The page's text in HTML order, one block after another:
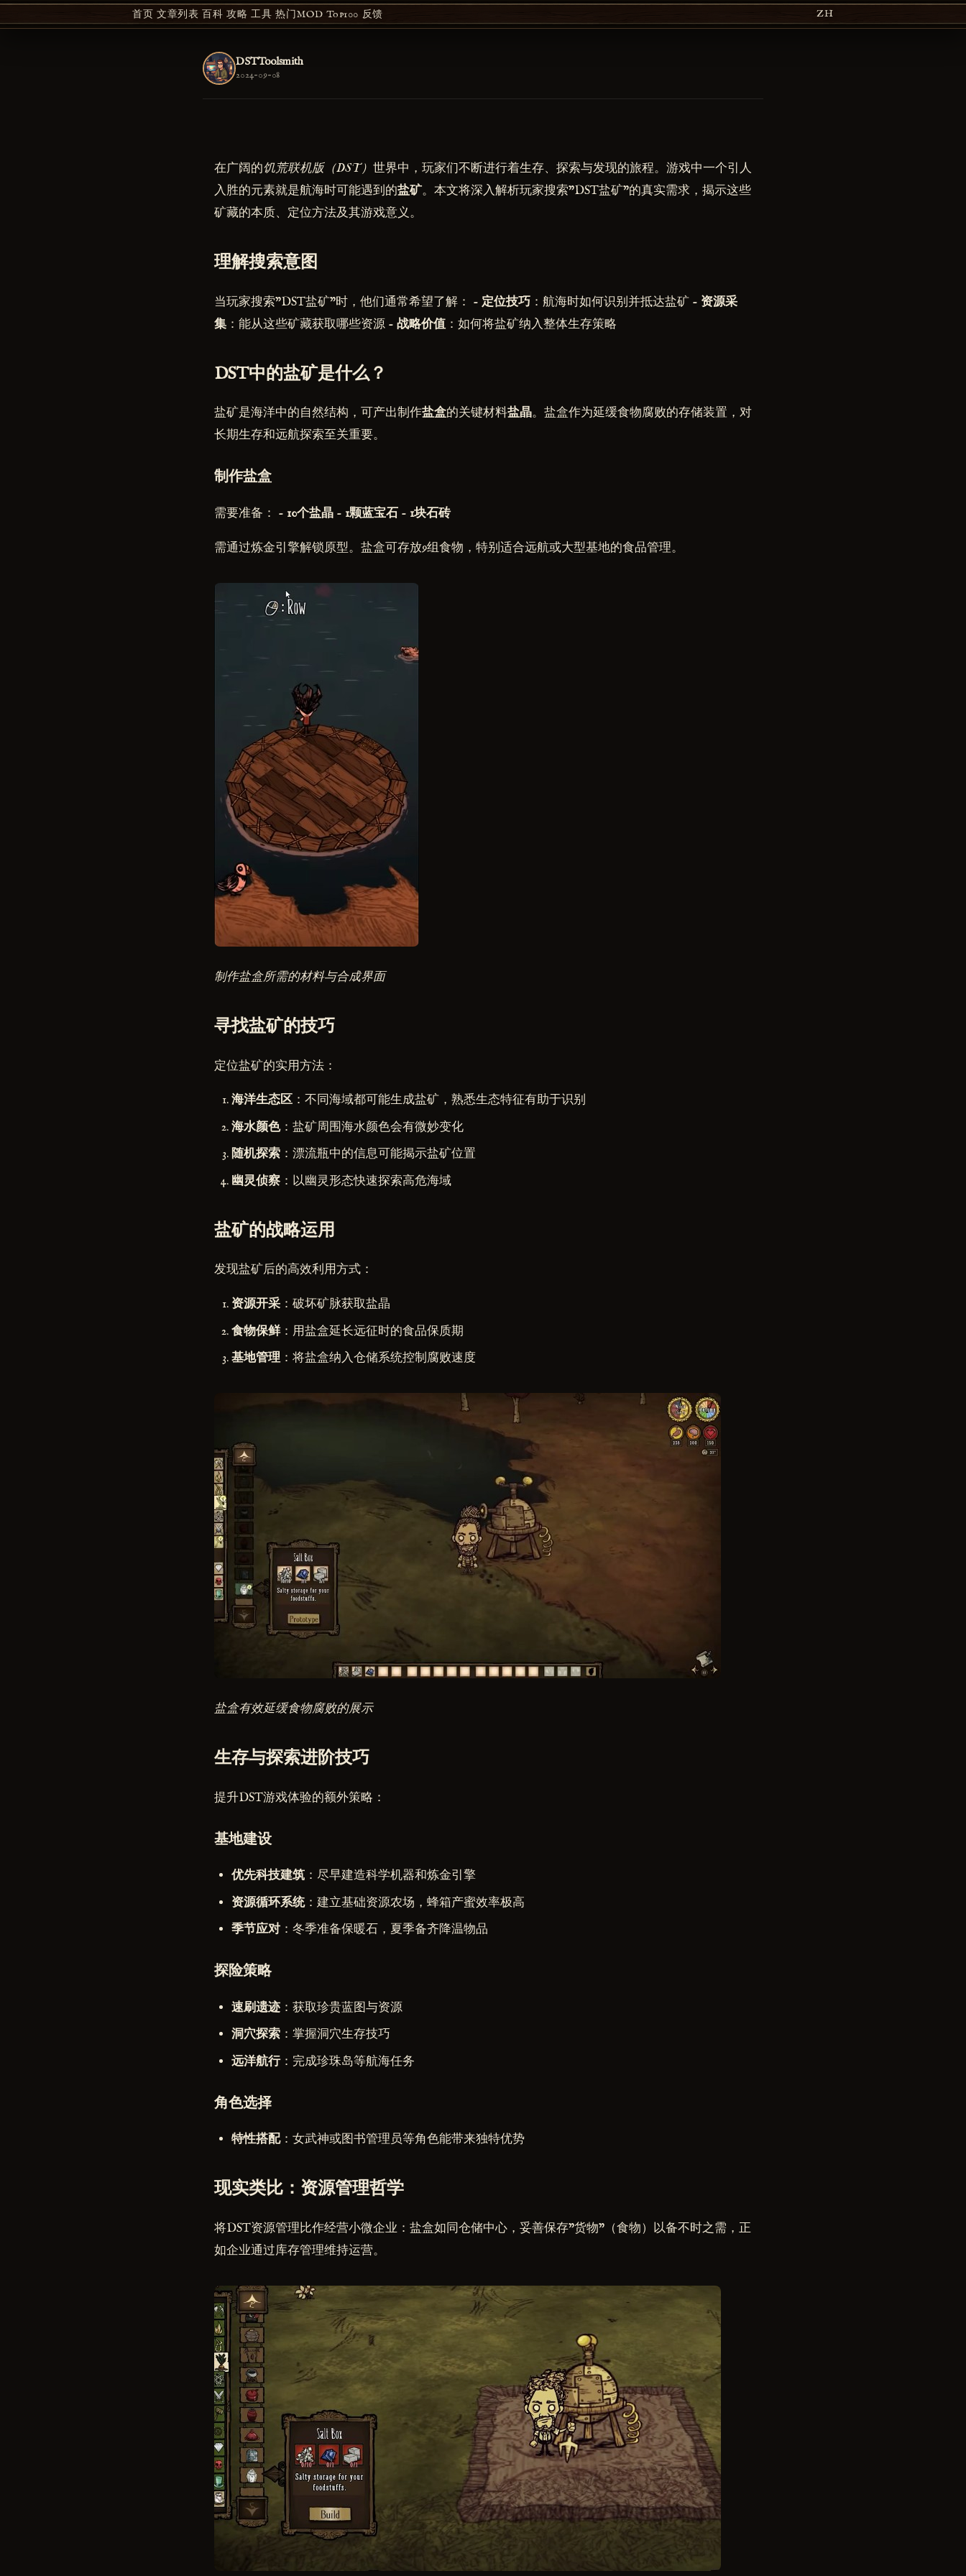
首页 文章列表 百科 攻略 工具 热门MOD Top100 反馈 ZH
DSTToolsmith
2024-09-08
在广阔的饥荒联机版（DST） 世界中，玩家们不断进行着生存、探索与发现的旅程。游戏中一个引人
入胜的元素就是航海时可能遇到的盐矿。本文将深入解析玩家搜索"DST盐矿"的真实需求，揭示这些
矿藏的本质、定位方法及其游戏意义。
理解搜索意图
当玩家搜索"DST盐矿"时，他们通常希望了解： - 定位技巧 ：航海时如何识别并抵达盐矿 - 资源采
集 ：能从这些矿藏获取哪些资源 - 战略价值：如何将盐矿纳入整体生存策略
DST中的盐矿是什么？
盐矿是海洋中的自然结构，可产出制作盐盒的关键材料盐晶。盐盒作为延缓食物腐败的存储装置，对
长期生存和远航探索至关重要。
制作盐盒
需要准备： - 10个盐晶 - 1颗蓝宝石 - 1块石砖
需通过炼金引擎解锁原型。盐盒可存放9组食物，特别适合远航或大型基地的食品管理。
制作盐盒所需的材料与合成界面
寻找盐矿的技巧
定位盐矿的实用方法：
海洋生态区 ：不同海域都可能生成盐矿，熟悉生态特征有助于识别
海水颜色：盐矿周围海水颜色会有微妙变化
随机探索 ：漂流瓶中的信息可能揭示盐矿位置
幽灵侦察 ：以幽灵形态快速探索高危海域
盐矿的战略运用
发现盐矿后的高效利用方式：
资源开采 ：破坏矿脉获取盐晶
食物保鲜：用盐盒延长远征时的食品保质期
基地管理：将盐盒纳入仓储系统控制腐败速度
盐盒有效延缓食物腐败的展示
生存与探索进阶技巧
提升DST游戏体验的额外策略：
基地建设
优先科技建筑 ：尽早建造科学机器和炼金引擎
资源循环系统：建立基础资源农场，蜂箱产蜜效率极高
季节应对 ：冬季准备保暖石，夏季备齐降温物品
探险策略
速刷遗迹 ：获取珍贵蓝图与资源
洞穴探索 ：掌握洞穴生存技巧
远洋航行：完成珍珠岛等航海任务
角色选择
特性搭配：女武神或图书管理员等角色能带来独特优势
现实类比：资源管理哲学
将DST资源管理比作经营小微企业：盐盒如同仓储中心，妥善保存"货物"（食物）以备不时之需，正
如企业通过库存管理维持运营。